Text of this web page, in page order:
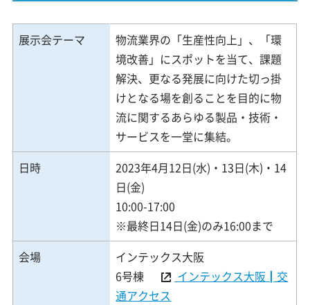
展示会テーマ
物流業界の「生産性向上」、「環
境改善」にスポットを当て、課題
解決、更なる発展に向けた切っ掛
けとなる場を創ることを目的に物
流に関するあらゆる製品・技術・
サービスを一堂に集結。
日時
2023年4月12日(水)・13日(木)・14
日(金)
10:00-17:00
※最終日14日(金)のみ16:00まで
会場
インテックス大阪
6号棟
インテックス大阪┃交
通アクセス